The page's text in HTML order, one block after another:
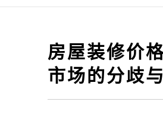
房屋装修价
市场的分歧